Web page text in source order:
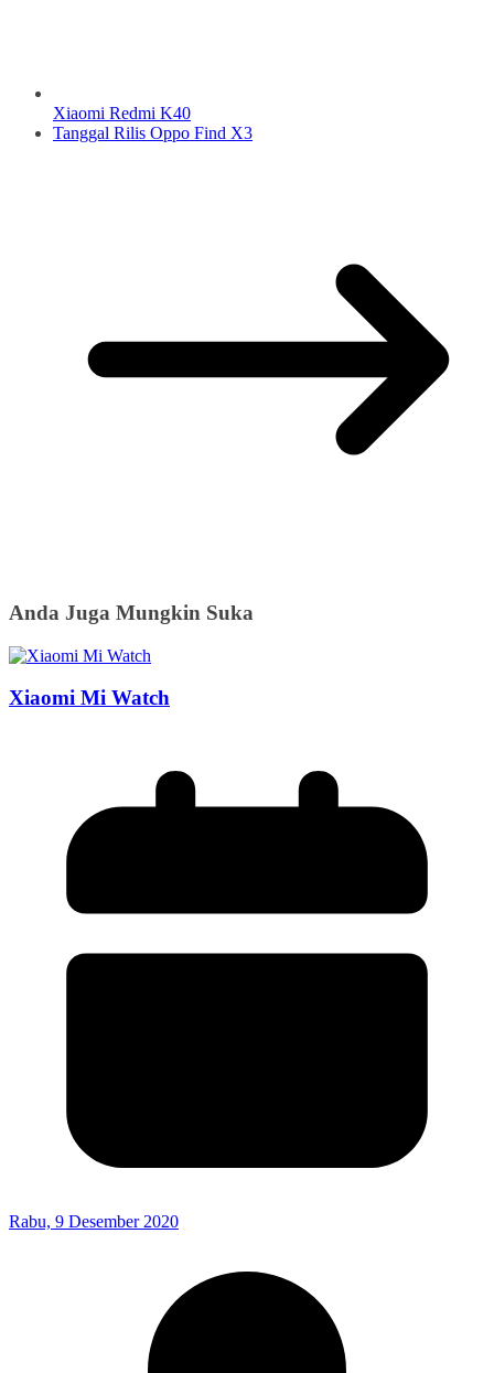
Xiaomi Redmi K40
Tanggal Rilis Oppo Find X3
Anda Juga Mungkin Suka
Xiaomi Mi Watch
Rabu, 9 Desember 2020